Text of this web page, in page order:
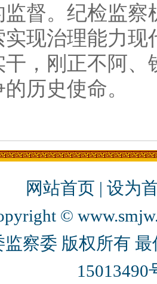
监督。纪检监
现治理能力
干，刚正不阿
历史使命。
网站首页 | 设为
©
监察委 版权所有
15013490